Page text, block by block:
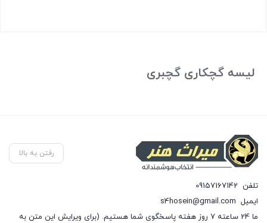
لیسه گچکاری گچبری
رفتن به بالا
تلفن 09157167142
ایمیل s4hosein@gmail.com
ما 24 ساعته 7 روز هفته پاسخگوی شما هستیم. (برای ویرایش این متن به